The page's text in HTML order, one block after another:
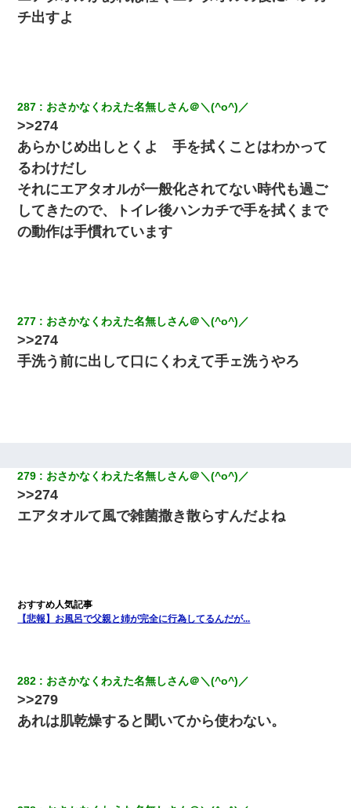
チ出すよ
287 おさかなくわえた名無しさん＠＼(^o^)／
>>274
あらかじめ出しとくよ 手を拭くことはわかって
るわけだし
それにエアタオルが一般化されてない時代も過ご
してきたので、トイレ後ハンカチで手を拭くまで
の動作は手慣れています
277 おさかなくわえた名無しさん＠＼(^o^)／
>>274
手洗う前に出して口にくわえて手ェ洗うやろ
279 おさかなくわえた名無しさん＠＼(^o^)／
>>274
エアタオルて風で雑菌撒き散らすんだよね
【悲報】お風呂で父親と姉が完全に行為してるんだが...
282 おさかなくわえた名無しさん＠＼(^o^)／
>>279
あれは肌乾燥すると聞いてから使わない。